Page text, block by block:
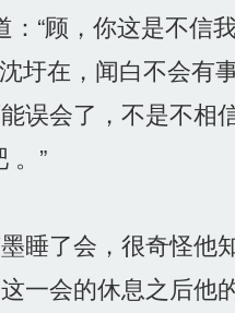
“顾，你这是不信
圩在，闻白不会有
误会了，不是不相
。”
睡了会，很奇怪他
一会的休息之后他